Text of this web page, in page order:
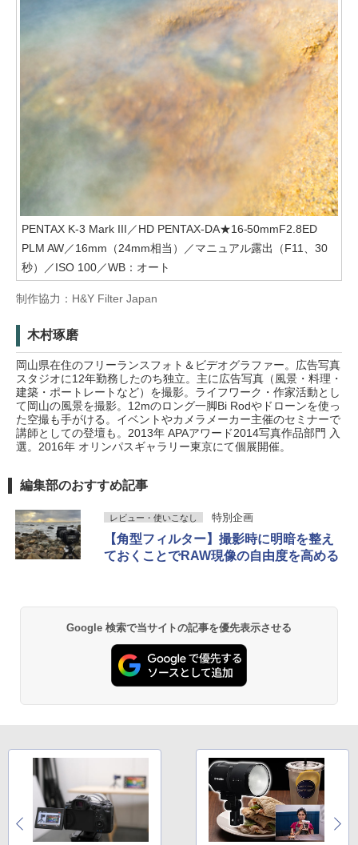
PENTAX K-3 Mark III／HD PENTAX-DA★16-50mmF2.8ED
PLM AW／16mm（24mm相当）／マニュアル露出（F11、30
秒）／ISO 100／WB：オート
制作協力：H&Y Filter Japan
木村琢磨
岡山県在住のフリーランスフォト＆ビデオグラファー。広告写真
スタジオに12年勤務したのち独立。主に広告写真（風景・料理・
建築・ポートレートなど）を撮影。ライフワーク・作家活動とし
て岡山の風景を撮影。12mのロング一脚Bi Rodやドローンを使っ
た空撮も手がける。​イベントやカメラメーカー主催のセミナーで
講師としての登壇も。2013年 APAアワード2014写真作品部門 入
選。2016年 オリンパスギャラリー東京にて個展開催。
編集部のおすすめ記事
レビュー・使いこなし 特別企画
【角型フィルター】撮影時に明暗を整え
ておくことでRAW現像の自由度を高める
Google 検索で当サイトの記事を優先表示させる